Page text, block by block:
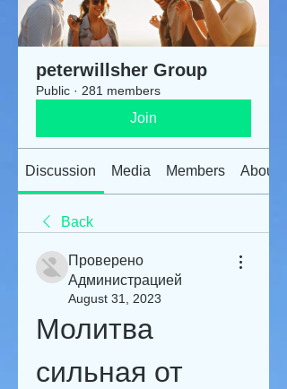
peterwillsher Group
Public · 281 members
Join
Discussion Media Members About
Back
Проверено
Администрацией
August 31, 2023
Молитва
сильная от